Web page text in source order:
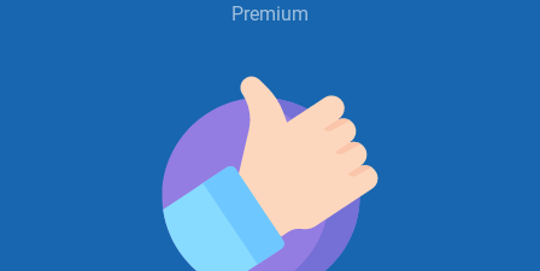
Premium